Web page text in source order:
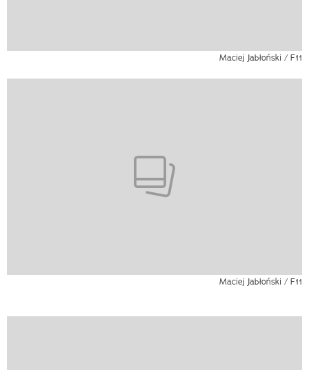
Maciej Jabłoński / F11
Maciej Jabłoński / F11